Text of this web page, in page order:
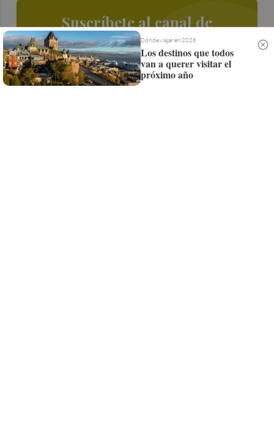
Suscríbete al canal de
Whatsapp
Siempre al día de las últimas noticias
¡Quiero suscribirme!
Dónde viajar en 2026
Los destinos que todos
van a querer visitar el
próximo año